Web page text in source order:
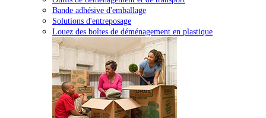
Bande adhésive d'emballage
Solutions d'entreposage
Louez des boîtes de déménagement en plastique